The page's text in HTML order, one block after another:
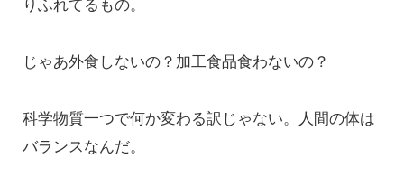
りふれてるもの。
じゃあ外食しないの？加工食品食わないの？
科学物質一つで何か変わる訳じゃない。人間の体は
バランスなんだ。